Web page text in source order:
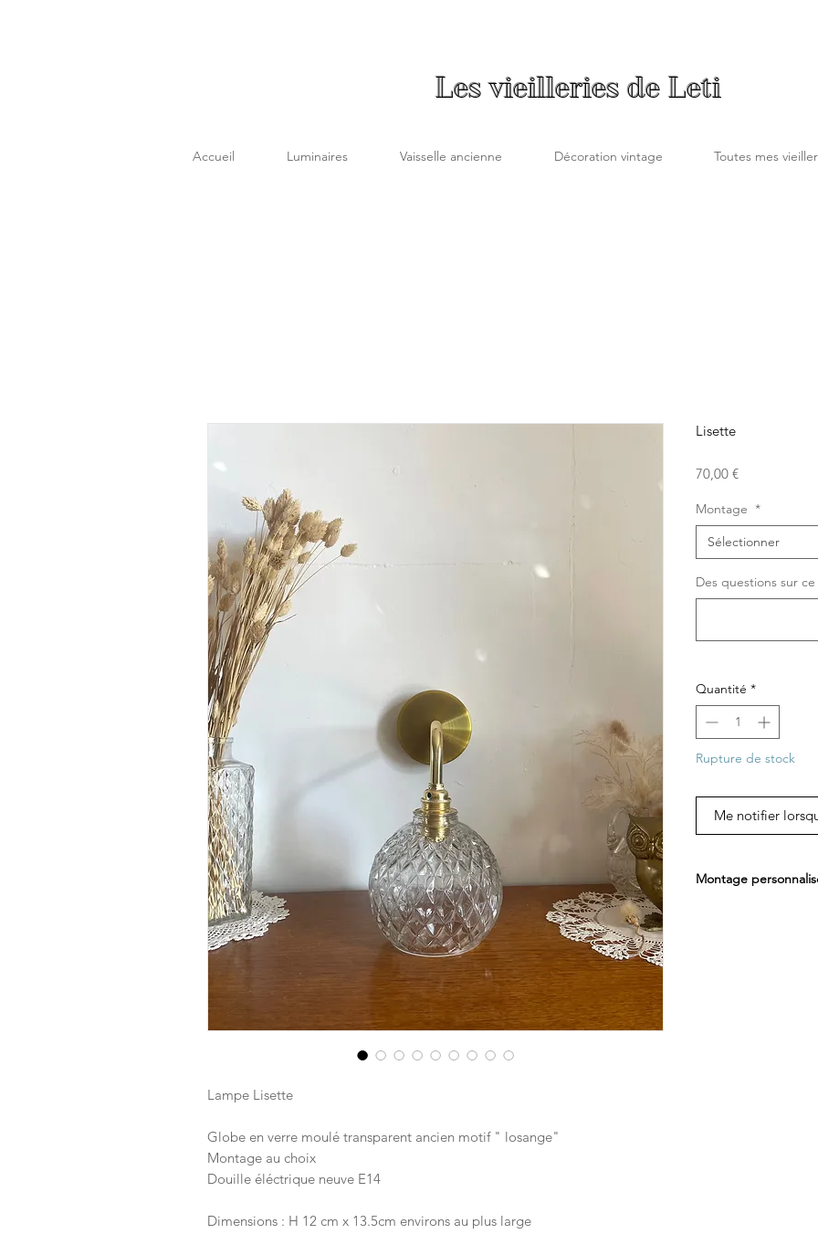
Les vieilleries de Leti
Accueil Luminaires Vaisselle ancienne Décoration vintage Toutes mes
Lampe Lisette
Globe en verre moulé transparent ancien motif " losange"
Montage au choix
Douille éléctrique neuve E14
Dimensions : H 12 cm x 13.5cm environs au plus large
Lisette
70,00 €Prix
Montage *
Sélectionner
Des questions sur
Quantité *
Rupture de stock
Me notifier
Montage